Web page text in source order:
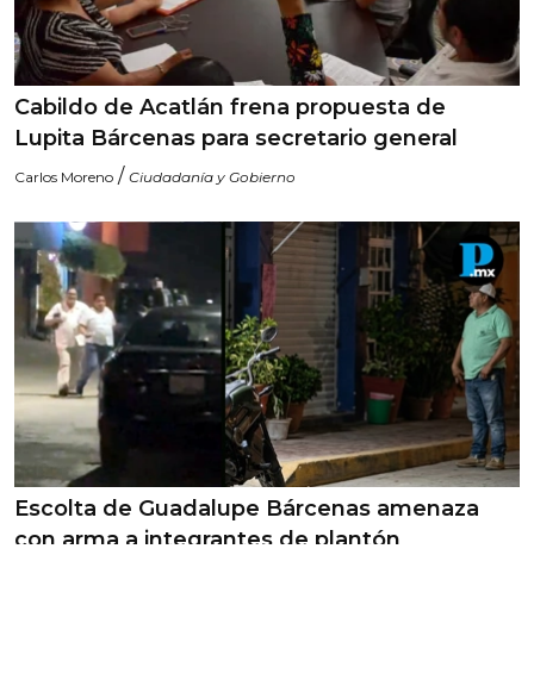
Cabildo de Acatlán frena propuesta de
Lupita Bárcenas para secretario general
Carlos Moreno / Ciudadanía y Gobierno
Escolta de Guadalupe Bárcenas amenaza
con arma a integrantes de plantón